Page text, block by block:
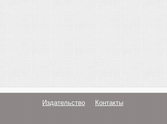
Издательство Контакты